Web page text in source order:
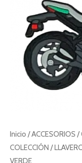
Inicio /ACCESORIOS /
COLECCIÓN /
VERDE
cantidad